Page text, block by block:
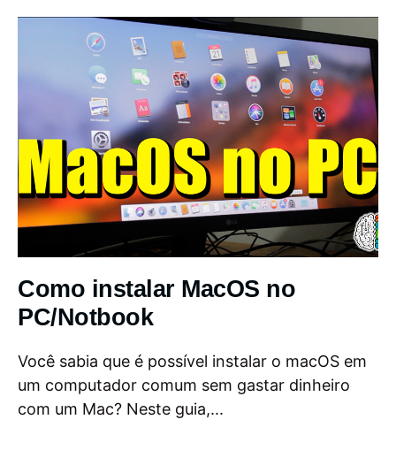
Como instalar MacOS no
PC/Notbook
Você sabia que é possível instalar o macOS em
um computador comum sem gastar dinheiro
com um Mac? Neste guia,...